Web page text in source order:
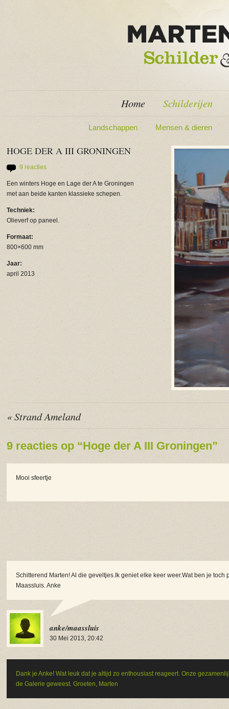
Home Schilderijen
Landschappen Mensen & dieren
HOGE DER A III GRONINGEN
9 reacties
Een winters Hoge en Lage der A te Groningen
met aan beide kanten klassieke schepen.
Techniek:
Olieverf op paneel.
Formaat:
800×600 mm
Jaar:
april 2013
« Strand Ameland
9 reacties op “Hoge der A III Groningen”
Mooi sfeertje
Schitterend Marten! Al die geveltjes.Ik geniet elke keer weer.Wat ben je toch
Maassluis. Anke
anke/maassluis
30 Mei 2013, 20:42
Dank je Anke! Wat leuk dat je altijd zo enthousiast reageert. Onze
de Galerie geweest. Groeten, Marten